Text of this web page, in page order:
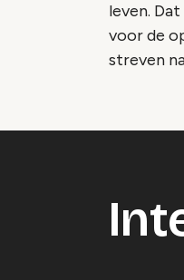
leven.
voor de
streven